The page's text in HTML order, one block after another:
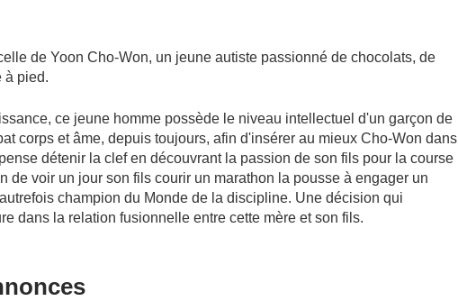
de Yoon Cho-Won, un jeune autiste passionné de chocolats, de
à pied.
ce jeune homme possède le niveau intellectuel d'un garçon de
corps et âme, depuis toujours, afin d'insérer au mieux Cho-Won dans
détenir la clef en découvrant la passion de son fils pour la course
de voir un jour son fils courir un marathon la pousse à engager un
champion du Monde de la discipline. Une décision qui
dans la relation fusionnelle entre cette mère et son fils.